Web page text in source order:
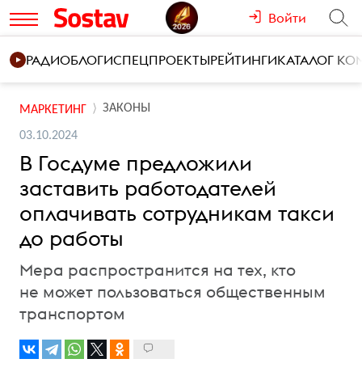
Войти
РАДИОБЛОГИСПЕЦПРОЕКТЫРЕЙТИНГИКАТАЛОГ
МАРКЕТИНГ ЗАКОНЫ
03.10.2024
В Госдуме предложили
заставить работодателей
оплачивать сотрудникам такси
до работы
Мера распространится на тех, кто
не может пользоваться общественным
транспортом